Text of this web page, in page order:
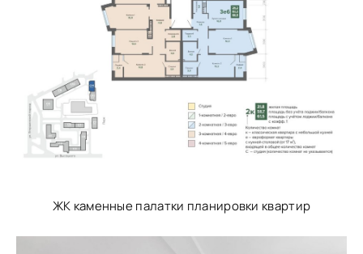
ЖК каменные палатки планировки квартир